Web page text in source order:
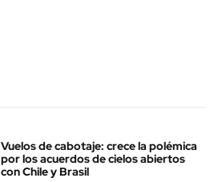
Vuelos de cabotaje: crece la polémica
por los acuerdos de cielos abiertos
con Chile y Brasil